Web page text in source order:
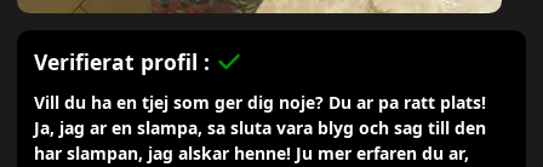
Verifierat profil :
Vill du ha en tjej som ger dig noje? Du ar pa ratt plats!
Ja, jag ar en slampa, sa sluta vara blyg och sag till den
har slampan, jag alskar henne! Ju mer erfaren du ar,